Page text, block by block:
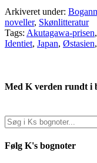
Arkiveret under:
noveller, Skønlitteratur
Tags: Akutagawa-prisen,
Identiet, Japan, Østasien,
Med K verden rundt i
Følg K's bognoter